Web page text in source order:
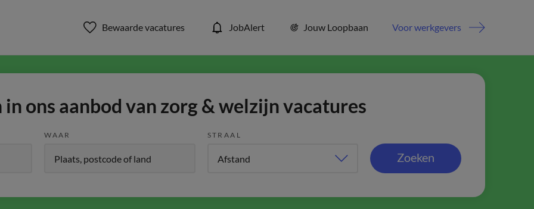
Bewaarde vacatures JobAlert Jouw Loopbaan Voor werkgevers
ons aanbod van zorg & welzijn vacatures
WAAR STRAAL
Zoeken